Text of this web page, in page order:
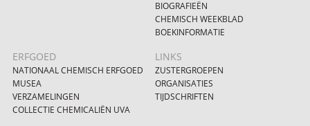
BIOGRAFIEËN
CHEMISCH WEEKBLAD
BOEKINFORMATIE
ERFGOED
NATIONAAL CHEMISCH ERFGOED
MUSEA
VERZAMELINGEN
COLLECTIE CHEMICALIËN UVA
LINKS
ZUSTERGROEPEN
ORGANISATIES
TIJDSCHRIFTEN